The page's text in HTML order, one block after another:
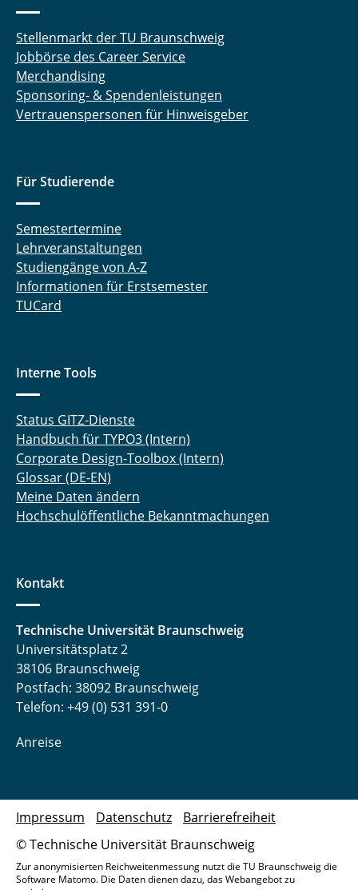
Stellenmarkt der TU Braunschweig
Jobbörse des Career Service
Merchandising
Sponsoring- & Spendenleistungen
Vertrauenspersonen für Hinweisgeber
Für Studierende
Semestertermine
Lehrveranstaltungen
Studiengänge von A-Z
Informationen für Erstsemester
TUCard
Interne Tools
Status GITZ-Dienste
Handbuch für TYPO3 (Intern)
Corporate Design-Toolbox (Intern)
Glossar (DE-EN)
Meine Daten ändern
Hochschulöffentliche Bekanntmachungen
Kontakt
Technische Universität Braunschweig
Universitätsplatz 2
38106 Braunschweig
Postfach: 38092 Braunschweig
Telefon: +49 (0) 531 391-0
Anreise
© Technische Universität Braunschweig
Impressum Datenschutz Barrierefreiheit
Zur anonymisierten Reichweitenmessung nutzt die TU Braunschweig die
Software Matomo. Die Daten dienen dazu, das Webangebot zu